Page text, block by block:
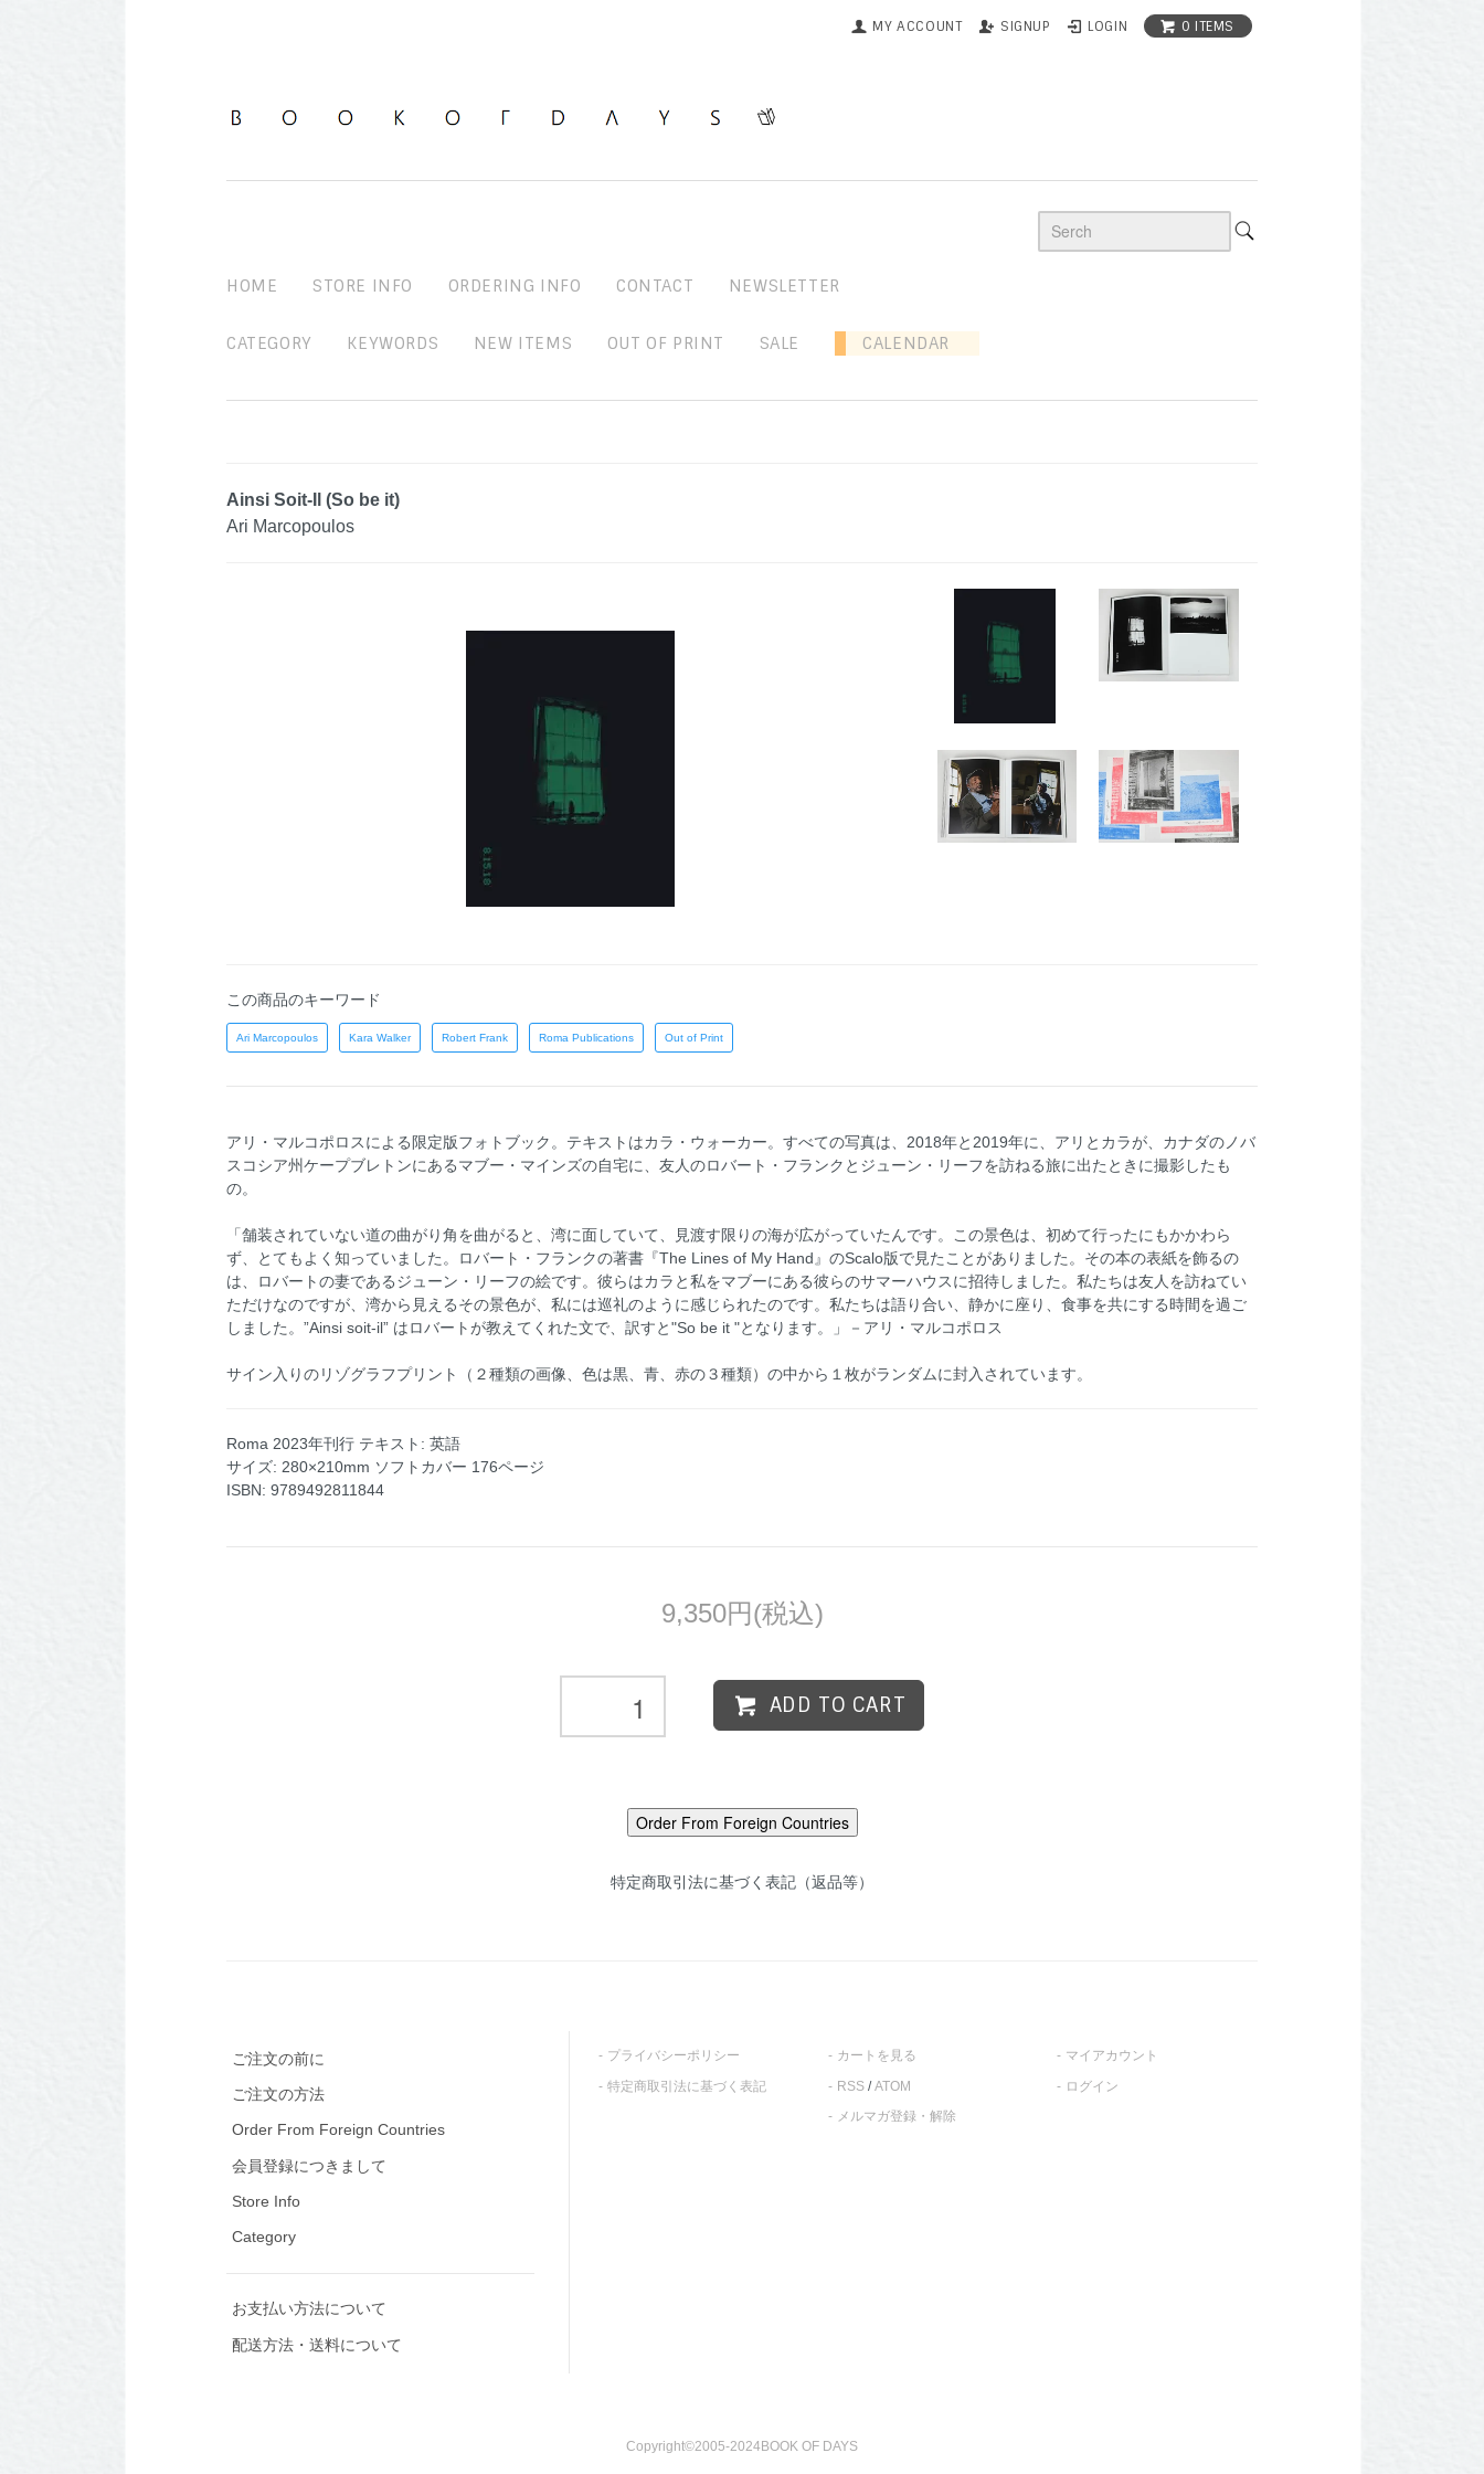
MY ACCOUNT SIGNUP LOGIN 0 ITEMS
HOME STORE INFO ORDERING INFO CONTACT NEWSLETTER
CATEGORY KEYWORDS NEW ITEMS OUT OF PRINT SALE CALENDAR
Ainsi Soit-Il (So be it)
Ari Marcopoulos
この商品のキーワード
Ari Marcopoulos Kara Walker Robert Frank Roma Publications Out of Print
アリ・マルコポロスによる限定版フォトブック。テキストはカラ・ウォーカー。すべての写真は、2018年と2019年に、アリとカラが、カナダのノバ
スコシア州ケープブレトンにあるマブー・マインズの自宅に、友人のロバート・フランクとジューン・リーフを訪ねる旅に出たときに撮影したも
の。
「舗装されていない道の曲がり角を曲がると、湾に面していて、見渡す限りの海が広がっていたんです。この景色は、初めて行ったにもかかわら
ず、とてもよく知っていました。ロバート・フランクの著書『The Lines of My Hand』のScalo版で見たことがありました。その本の表紙を飾るの
は、ロバートの妻であるジューン・リーフの絵です。彼らはカラと私をマブーにある彼らのサマーハウスに招待しました。私たちは友人を訪ねてい
ただけなのですが、湾から見えるその景色が、私には巡礼のように感じられたのです。私たちは語り合い、静かに座り、食事を共にする時間を過ご
しました。”Ainsi soit-il” はロバートが教えてくれた文で、訳すと"So be it "となります。」－アリ・マルコポロス
サイン入りのリゾグラフプリント（２種類の画像、色は黒、青、赤の３種類）の中から１枚がランダムに封入されています。
Roma 2023年刊行 テキスト: 英語
サイズ: 280×210mm ソフトカバー 176ページ
ISBN: 9789492811844
9,350円(税込)
ADD TO CART
特定商取引法に基づく表記（返品等）
ご注文の前に
ご注文の方法
Order From Foreign Countries
会員登録につきまして
Store Info
Category
お支払い方法について
配送方法・送料について
プライバシーポリシー
特定商取引法に基づく表記
カートを見る
RSS/ATOM
メルマガ登録・解除
マイアカウント
ログイン
Copyright©2005-2024BOOK OF DAYS